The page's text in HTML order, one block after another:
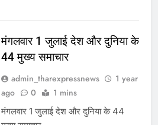
मंगलवार 1 जुलाई देश और दुनिया के
44 मुख्य समाचार
admin_tharexpressnews
1 year
ago
0 1 mins
मंगलवार 1 जुलाई देश और दुनिया के 44